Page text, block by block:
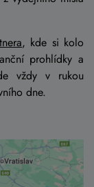
, kde si kolo
prohlídky a
vždy v rukou
dne.